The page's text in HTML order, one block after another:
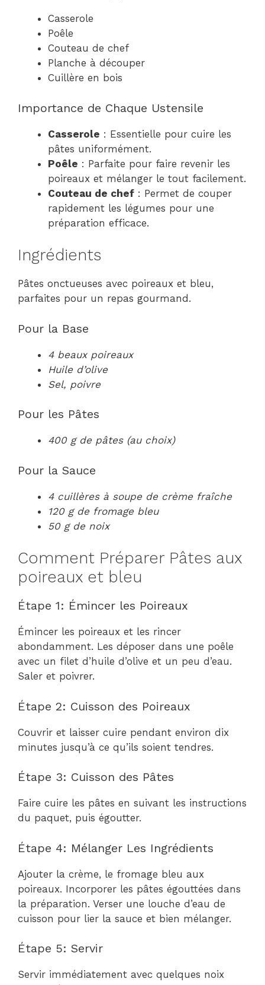
Casserole
Poêle
Couteau de chef
Planche à découper
Cuillère en bois
Importance de Chaque Ustensile
Casserole : Essentielle pour cuire les
pâtes uniformément.
Poêle : Parfaite pour faire revenir les
poireaux et mélanger le tout facilement.
Couteau de chef : Permet de couper
rapidement les légumes pour une
préparation efficace.
Ingrédients
Pâtes onctueuses avec poireaux et bleu,
parfaites pour un repas gourmand.
Pour la Base
4 beaux poireaux
Huile d’olive
Sel, poivre
Pour les Pâtes
400 g de pâtes (au choix)
Pour la Sauce
4 cuillères à soupe de crème fraîche
120 g de fromage bleu
50 g de noix
Comment Préparer Pâtes aux
poireaux et bleu
Étape 1: Émincer les Poireaux
Émincer les poireaux et les rincer
abondamment. Les déposer dans une poêle
avec un filet d’huile d’olive et un peu d’eau.
Saler et poivrer.
Étape 2: Cuisson des Poireaux
Couvrir et laisser cuire pendant environ dix
minutes jusqu’à ce qu’ils soient tendres.
Étape 3: Cuisson des Pâtes
Faire cuire les pâtes en suivant les instructions
du paquet, puis égoutter.
Étape 4: Mélanger Les Ingrédients
Ajouter la crème, le fromage bleu aux
poireaux. Incorporer les pâtes égouttées dans
la préparation. Verser une louche d’eau de
cuisson pour lier la sauce et bien mélanger.
Étape 5: Servir
Servir immédiatement avec quelques noix